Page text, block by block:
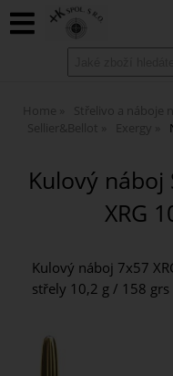
Home Střelivo a náboje
Sellier&Bellot
Exergy
Kulový náboj
XRG
Kulový náboj 7x57
střely 10,2 g / 158 grs